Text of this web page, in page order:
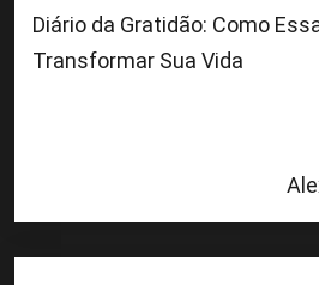
Diário da Gratidão: Como
Transformar Sua Vida